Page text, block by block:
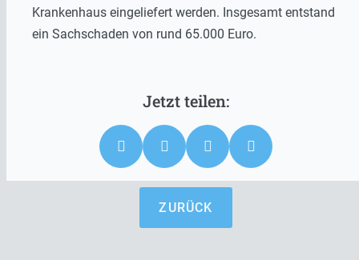
Krankenhaus eingeliefert werden. Insgesamt entstand
ein Sachschaden von rund 65.000 Euro.
ZURÜCK